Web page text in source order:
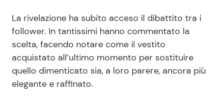
La rivelazione ha subito acceso il dibattito tra i
follower. In tantissimi hanno commentato la
scelta, facendo notare come il vestito
acquistato all’ultimo momento per sostituire
quello dimenticato sia, a loro parere, ancora più
elegante e raffinato.